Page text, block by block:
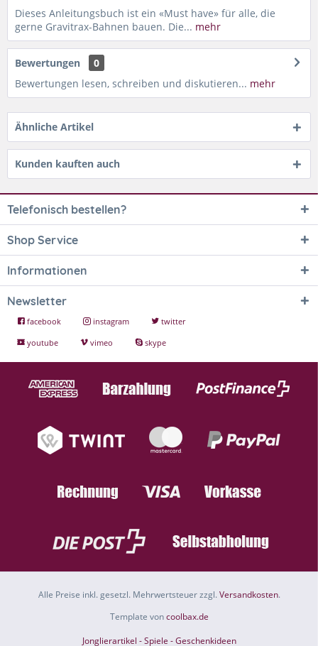
Dieses Anleitungsbuch ist ein «Must have» für alle, die
gerne Gravitrax-Bahnen bauen. Die... mehr
Bewertungen
0
Bewertungen lesen, schreiben und diskutieren... mehr
Ähnliche Artikel
Kunden kauften auch
Telefonisch bestellen?
Shop Service
Informationen
Newsletter
facebook instagram
twitter
youtube
vimeo skype
Alle Preise inkl. gesetzl. Mehrwertsteuer zzgl.Versandkosten.
Template voncoolbax.de
Jonglierartikel - Spiele - Geschenkideen